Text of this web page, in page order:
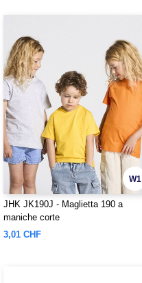
W1
JHK JK190J - Maglietta 190 a
maniche corte
3,01 CHF